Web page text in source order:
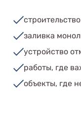
заливка
устройство
работы, где
объекты, где